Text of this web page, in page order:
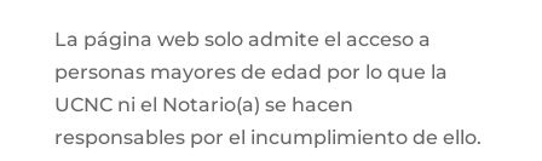
La página web solo admite el acceso a
personas mayores de edad por lo que la
UCNC ni el Notario(a) se hacen
responsables por el incumplimiento de ello.